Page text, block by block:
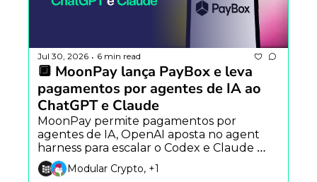
Jul 30, 2026 • 6 min read
🔲 MoonPay lança PayBox e leva
pagamentos por agentes de IA ao
ChatGPT e Claude
MoonPay permite pagamentos por
agentes de IA, OpenAI aposta no agent
harness para escalar o Codex e Claude
Mythos encontra falha inédita em
criptografia pós-quântica.
Modular Crypto, +1